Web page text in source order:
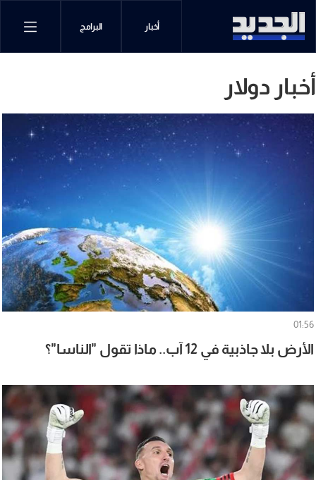
أخبار البرامج
أخبار دولار
01:56
الأرض بلا جاذبية في 12 آب.. ماذا تقول "الناسا"؟